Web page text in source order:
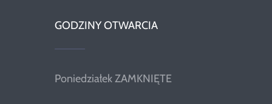
GODZINY OTWARCIA
Poniedziałek ZAMKNIĘTE